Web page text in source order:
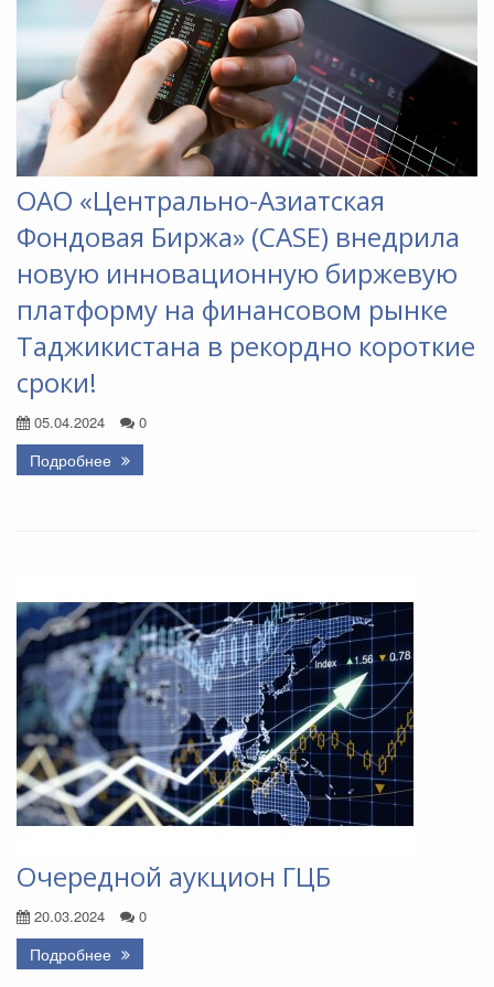
ОАО «Центрально-Азиатская
Фондовая Биржа» (CASE) внедрила
новую инновационную биржевую
платформу на финансовом рынке
Таджикистана в рекордно короткие
сроки!
05.04.2024 0
Подробнее
Очередной аукцион ГЦБ
20.03.2024 0
Подробнее